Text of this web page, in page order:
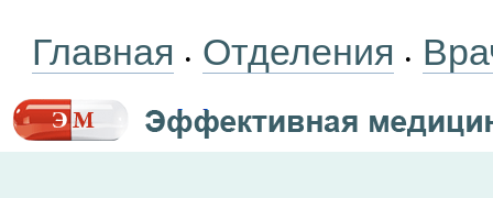
Главная • Отделения •